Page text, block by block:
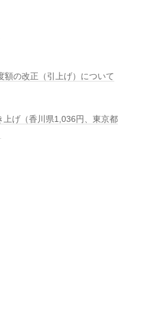
額の改正（引上げ）について
げ（香川県1,036円、東京都